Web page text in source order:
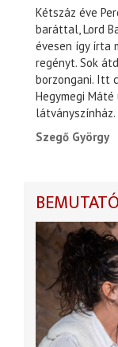
Kétszáz éve
baráttal, Lord
évesen így írta
regényt. Sok
borzongani. Itt
Hegymegi
látványszínház.
Szegő György